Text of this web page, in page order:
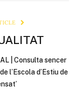
| Consulta sencer
l’Escola d’Estiu de